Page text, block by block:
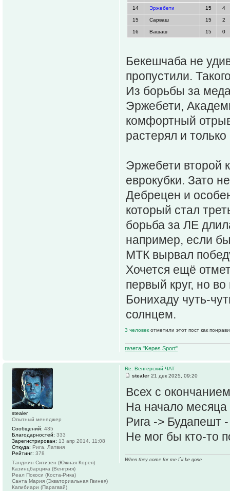
14 Эржебети 15 4
15 Сарваш 15 2
16 Вашаш 15 0
Бекешчаба не
пропустили.
Из борьбы за
Эржебети,
комфортный
растерял и
Эржебети второй
еврокубки. Зато
Дебрецен и
который стал
борьба за ЛЕ
например, если
МТК вырвал
Хочется ещё
первый круг, но
Бонихаду чуть-
солнцем.
3 человек отметили этот пост как
газета "Kepes Sport"
Re: Венгерский ЧАТ
stealer 21 дек 2025, 09:20
Всех с
На начало месяца
Рига -> Будапешт
Не мог бы кто-то
When they come for me I`ll be gone
stealer
Опытный менеджер
Сообщений: 435
Благодарностей: 333
Зарегистрирован: 13 апр 2014, 11:08
Откуда: Рига, Латвия
Рейтинг: 378
Танджин Ситизен (Южная Корея)
Казинцбарцика (Венгрия)
Реал Покоси (Коста-Рика)
Санта Мария (Экваториальная Гвинея)
Капибиари (Парагвай)